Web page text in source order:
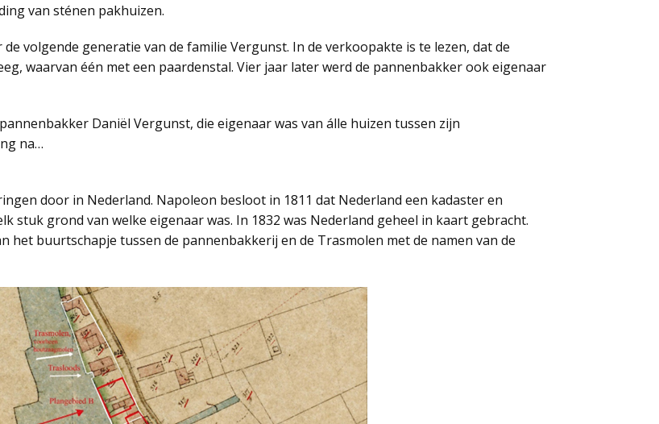
van sténen pakhuizen.
volgende generatie van de familie Vergunst. In de verkoopakte is te lezen, dat de
waarvan één met een paardenstal. Vier jaar later werd de pannenbakker ook eigenaar
Daniël Vergunst, die eigenaar was van álle huizen tussen zijn
na…
door in Nederland. Napoleon besloot in 1811 dat Nederland een kadaster en
stuk grond van welke eigenaar was. In 1832 was Nederland geheel in kaart gebracht.
het buurtschapje tussen de pannenbakkerij en de Trasmolen met de namen van de